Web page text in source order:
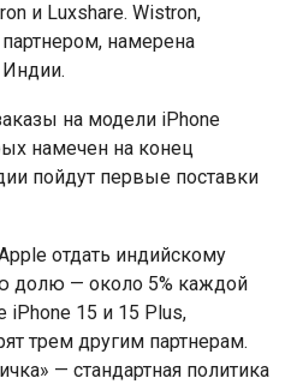
и Luxshare. Wistron,
намерена
Индии.
на модели iPhone
намечен на конец
пойдут первые поставки
отдать индийскому
долю — около 5% каждой
iPhone 15 и 15 Plus,
трем другим партнерам.
— стандартная политика